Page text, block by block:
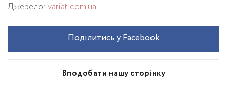
Джерело: variat.com.ua
Вподобати нашу сторінку
Поділитись у Facebook